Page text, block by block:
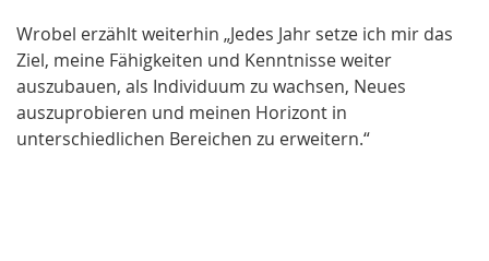
Wrobel erzählt weiterhin „Jedes Jahr setze ich mir das
Ziel, meine Fähigkeiten und Kenntnisse weiter
auszubauen, als Individuum zu wachsen, Neues
auszuprobieren und meinen Horizont in
unterschiedlichen Bereichen zu erweitern.“